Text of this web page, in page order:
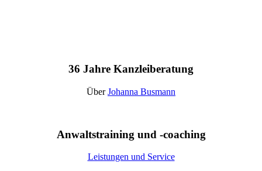
36 Jahre Kanzleiberatung
ÜberJohanna Busmann
Anwaltstraining und -coaching
Leistungen und Service